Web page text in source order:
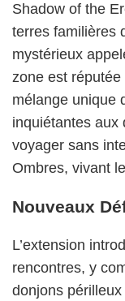
Shadow of the
terres familières
mystérieux
zone est
mélange unique
inquiétantes aux
voyager sans
Ombres, vivant
Nouveaux
L’extension
rencontres, y
donjons